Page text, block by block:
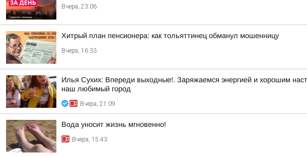
Вчера, 23:06
Хитрый план пенсионера: как тольяттинец обманул мошенницу
Вчера, 16:33
Илья Сухих: Впереди выходные!. Заряжаемся энергией и хорошим
наш любимый город
Вчера, 21:09
Вода уносит жизнь мгновенно!
Вчера, 15:43